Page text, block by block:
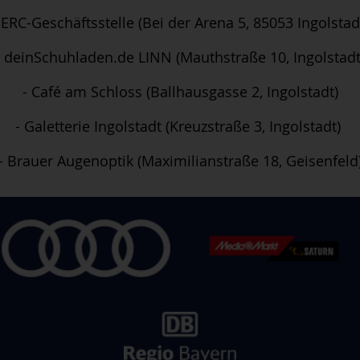
Geschäftsstelle (Bei der Arena 5, 85053
deinSchuhladen.de LINN (Mauthstraße 10,
- Café am Schloss (Ballhausgasse 2, Ingolstadt)
- Galetterie Ingolstadt (Kreuzstraße 3, Ingolstadt)
Brauer Augenoptik (Maximilianstraße 18,